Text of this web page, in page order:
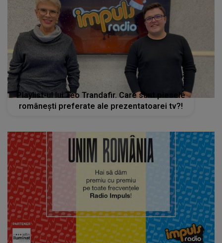
Playlist-ul lui Teo Trandafir. Care sunt piesele
românești preferate ale prezentatoarei tv?!